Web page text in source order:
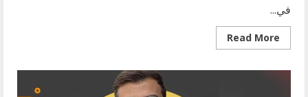
في...
Read More
Read
more